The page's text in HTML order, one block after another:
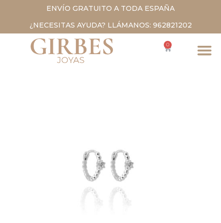
ENVÍO GRATUITO A TODA ESPAÑA
¿NECESITAS AYUDA? LLÁMANOS: 962821202
0